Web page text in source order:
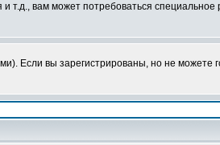
т.д., вам может потребоваться специальное
Если вы зарегистрированы, но не можете